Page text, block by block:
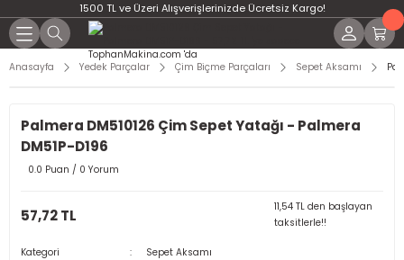
1500 TL ve Üzeri Alışverişlerinizde Ücretsiz Kargo!
Anasayfa Yedek Parçalar Çim Biçme Parçaları Sepet Aksamı
Palmera DM510126 Çim Sepet Yatağı - Palmera
DM51P-D196
0.0 Puan / 0 Yorum
57,72 TL
11,54 TL den başlayan
taksitlerle!!
Kategori
Sepet Aksamı